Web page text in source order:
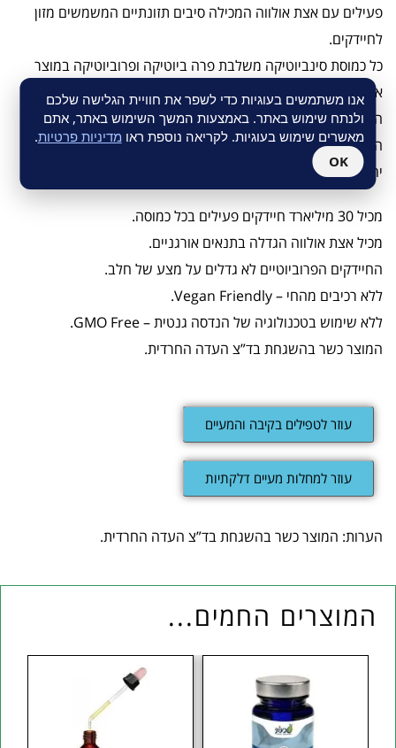
פעילים עם אצת אולווה המכילה סיבים תזונתיים המשמשים מזון
לחיידקים.
כל כמוסת סינביוטיקה משלבת פרה ביוטיקה ופרוביוטיקה במוצר
אחד – פרוביוטיקה הם החיידקים הידידותיים עם פרה ביוטיקה –
המזון של החיידקים.
המוצר פותח בעקבות מחקרים שהראו כי שילוב של פרה ביוטיקה
יחד עם פרוביוטיקה בפורמולה אחת, נמצא יעיל יותר.
מכיל 30 מיליארד חיידקים פעילים בכל כמוסה.
מכיל אצת אולווה הגדלה בתנאים אורגניים.
החיידקים הפרוביוטיים לא גדלים על מצע של חלב.
ללא רכיבים מהחי – Vegan Friendly.
ללא שימוש בטכנולוגיה של הנדסה גנטית – GMO Free.
המוצר כשר בהשגחת בד”צ העדה החרדית.
עוזר לטפילים בקיבה והמעיים
עוזר למחלות מעיים דלקתיות
הערות: המוצר כשר בהשגחת בד”צ העדה החרדית.
המוצרים החמים...
אנו משתמשים בעוגיות כדי לשפר את חוויית הגלישה שלכם
ולנתח שימוש באתר. באמצעות המשך השימוש באתר, אתם
מאשרים שימוש בעוגיות. לקריאה נוספת ראו מדיניות פרטיות.
OK